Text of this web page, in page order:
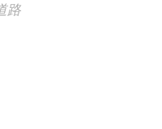
路